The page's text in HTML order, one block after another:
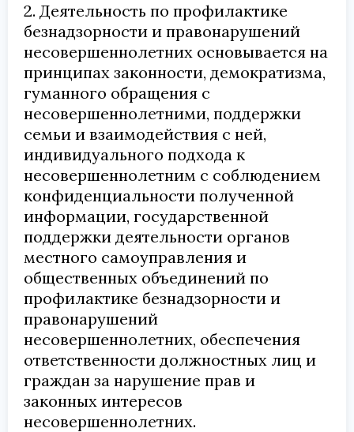
2. Деятельность по профилактике
безнадзорности и правонарушений
несовершеннолетних основывается на
принципах законности, демократизма,
гуманного обращения с
несовершеннолетними, поддержки
семьи и взаимодействия с ней,
индивидуального подхода к
несовершеннолетним с соблюдением
конфиденциальности полученной
информации, государственной
поддержки деятельности органов
местного самоуправления и
общественных объединений по
профилактике безнадзорности и
правонарушений
несовершеннолетних, обеспечения
ответственности должностных лиц и
граждан за нарушение прав и
законных интересов
несовершеннолетних.